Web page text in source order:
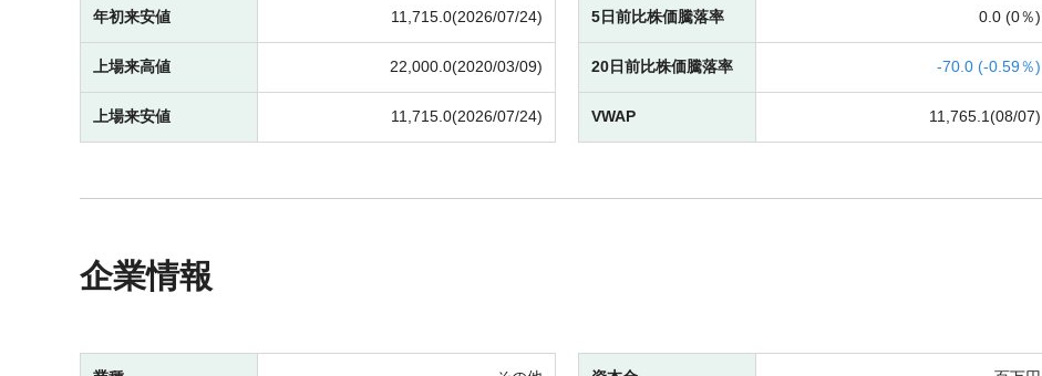
年初来安値 11,715.0(2026/07/24)
上場来高値 22,000.0(2020/03/09)
上場来安値 11,715.0(2026/07/24)
5日前比株価騰落率 0.0 (0％)
20日前比株価騰落率 -70.0 (-0.59％)
VWAP 11,765.1(08/07)
企業情報